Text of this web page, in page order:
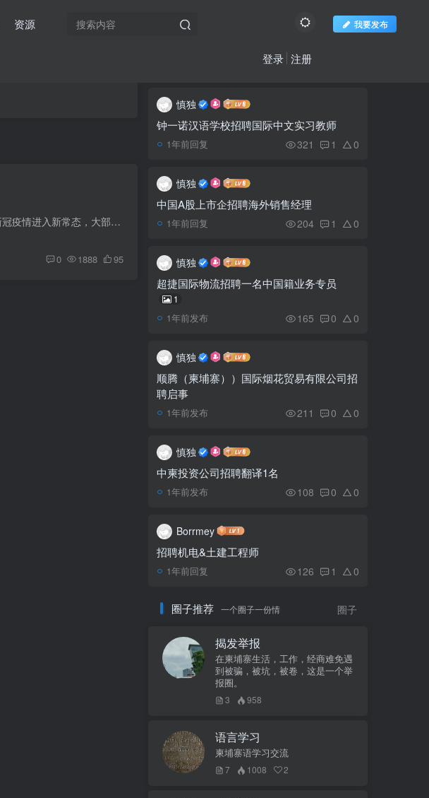
资源 我要发布
登录 注册
金边：柬埔寨劳动和职业培训部已发出通知， 2022年1月起，由于新冠疫情进入新常态，大部分工厂已恢复正常运营。自本通知发出之日起停止发放工厂停工补贴，由于旅游业还没恢复，旅行用品和旅游业...
0 1888 95
1 西港许可45个施工项
目，总投资超4700万美元
望
澜湄航空发布官方现场赴
4
不要人夸颜色好，只留清
气满乾坤-柬埔寨语
入水沟身亡
慎独
钟一诺汉语学校招聘国际中文实习教师
1年前回复 321 1 0
慎独
中国A股上市企招聘海外销售经理
1年前回复 204 1 0
慎独
超捷国际物流招聘一名中国籍业务专员
1
1年前发布 165 0 0
慎独
顺腾（柬埔寨））国际烟花贸易有限公司招
聘启事
1年前发布 211 0 0
慎独
中柬投资公司招聘翻译1名
1年前发布 108 0 0
Borrmey
招聘机电&土建工程师
1年前回复 126 1 0
圈子推荐 一个圈子一份情 圈子
揭发举报
在柬埔寨生活，工作，经商难免遇
到被骗，被坑，被卷，这是一个举
报圈。
3 958
语言学习
柬埔寨语学习交流
7 1008 2